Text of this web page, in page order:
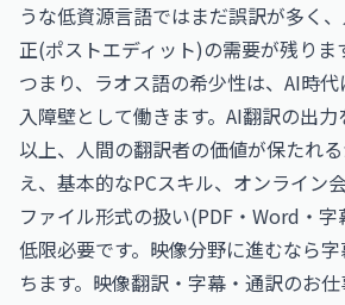
うな低資源言語ではまだ誤訳が多く
正(ポストエディット)の需要が残りま
つまり、ラオス語の希少性は、AI時
入障壁として働きます。AI翻訳の出
以上、人間の翻訳者の価値が保たれ
え、基本的なPCスキル、オンライン
ファイル形式の扱い(PDF・Word・
低限必要です。映像分野に進むなら
ちます。 映像翻訳・字幕・通訳のお